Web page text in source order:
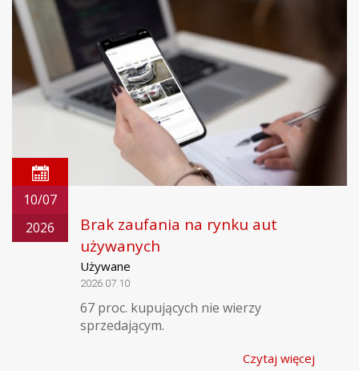
10/07
2026
Brak zaufania na rynku aut
używanych
Używane
2026.07.10
67 proc. kupujących nie wierzy
sprzedającym.
Czytaj więcej